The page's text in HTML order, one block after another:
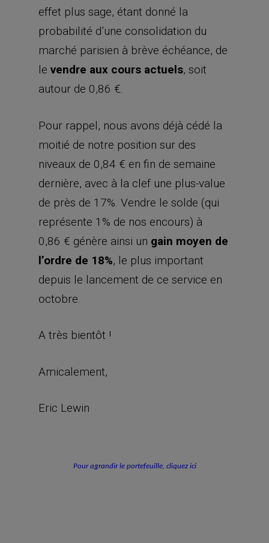
effet plus sage, étant donné la
probabilité d’une consolidation du
marché parisien à brève échéance, de
le vendre aux cours actuels, soit
autour de 0,86 €.
Pour rappel, nous avons déjà cédé la
moitié de notre position sur des
niveaux de 0,84 € en fin de semaine
dernière, avec à la clef une plus-value
de près de 17%. Vendre le solde (qui
représente 1% de nos encours) à
0,86 € génère ainsi un gain moyen de
l’ordre de 18%, le plus important
depuis le lancement de ce service en
octobre.
A très bientôt !
Amicalement,
Eric Lewin
Pour agrandir le portefeuille, cliquez ici